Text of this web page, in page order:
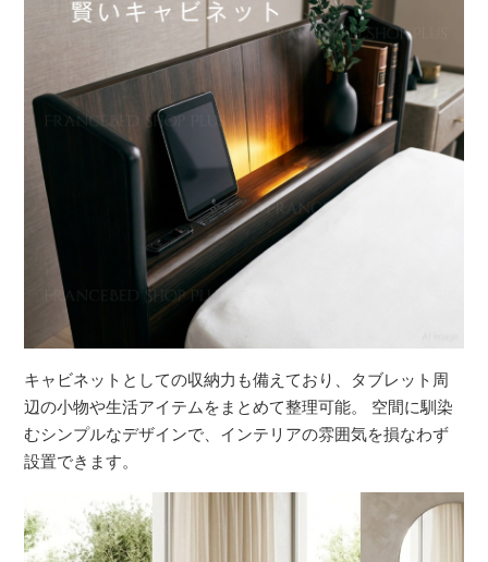
キャビネットとしての収納力も備えており、タブレット周
辺の小物や生活アイテムをまとめて整理可能。 空間に馴染
むシンプルなデザインで、インテリアの雰囲気を損なわず
設置できます。